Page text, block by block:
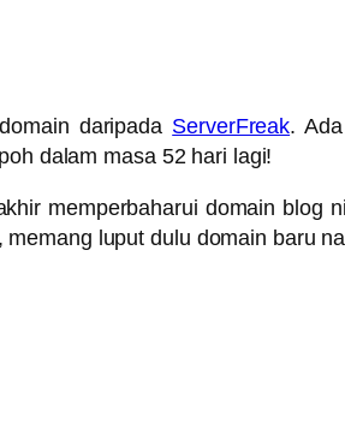
daripada ServerFreak.
dalam masa 52 hari lagi!
memperbaharui domain blog
luput dulu domain baru